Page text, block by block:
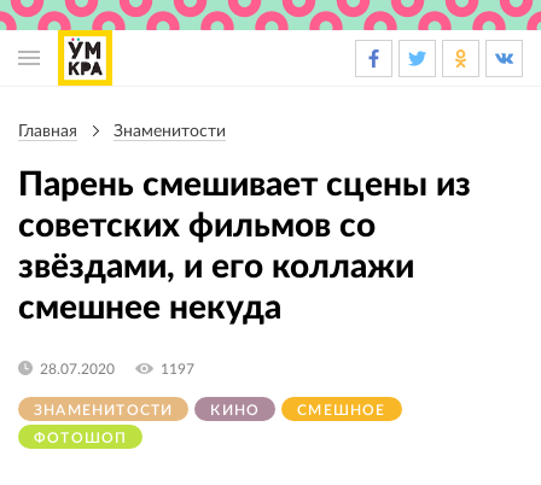
навигация
навигации
Главная Знаменитости
Парень смешивает сцены из
советских фильмов со
звёздами, и его коллажи
смешнее некуда
ЗНАМЕНИТОСТИ КИНО
СМЕШНОЕ
ФОТОШОП
28.07.2020 1197